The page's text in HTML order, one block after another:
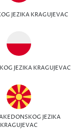
JEZIKA KRAGUJEVAC
JEZIKA KRAGUJEVAC
JEZIKA
KRAGUJEVAC